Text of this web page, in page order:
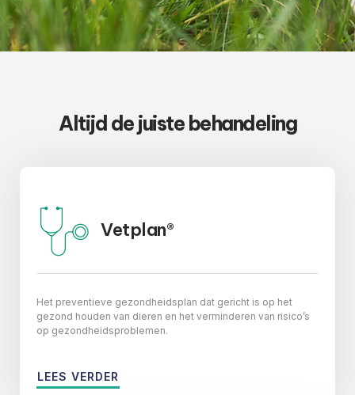
Altijd de juiste behandeling
Vetplan®
Het preventieve gezondheidsplan dat gericht is op het
gezond houden van dieren en het verminderen van risico’s
op gezondheidsproblemen.
LEES VERDER